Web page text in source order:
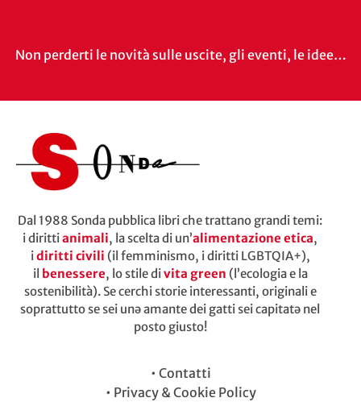
Non perderti le novità sulle uscite, gli eventi, le idee…
Dal 1988 Sonda pubblica libri che trattano grandi temi:
i dirittianimali, la scelta di un’alimentazione etica,
idiritti civili (il femminismo, i diritti LGBTQIA+),
il benessere, lo stile divita green (l’ecologia e la
sostenibilità). Se cerchi storie interessanti, originali e
soprattutto se sei unə amante dei gatti sei capitatə nel
posto giusto!
• Contatti
• Privacy & Cookie Policy